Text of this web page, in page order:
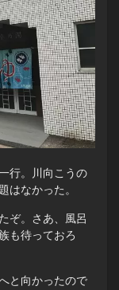
行。川向こうの
はなかった。
ぞ。さあ、風呂
も待っておろ
と向かったので